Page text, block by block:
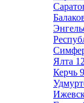
Ялта 12
Керчь 9